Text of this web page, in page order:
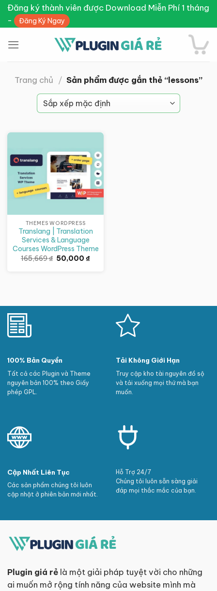
Skip
content
Đăng ký thành viên được Download Miễn Phí 1 tháng
-
Đăng Ký Ngay
Trang chủ / Sản phẩm được gắn thẻ “lessons”
THEMES WORDPRESS
Translang | Translation
Services & Language
Courses WordPress Theme
165,669₫ Giá
gốc
50,000₫Giá
100% Bản Quyền
Tất cả các Plugin và Theme
nguyên bản 100% theo Giấy
phép GPL.
Tải Không Giới Hạn
Truy cập kho tài nguyên đồ sộ
và tải xuống mọi thứ mà bạn
muốn.
Cập Nhất Liên Tục
Các sản phẩm chúng tôi luôn
cập nhật ở phiên bản mới nhất.
Hỗ Trợ 24/7
Chúng tôi luôn sẵn sàng giải
đáp mọi thắc mắc của bạn.
Plugin giá rẻ là một giải pháp tuyệt vời cho những
ai muốn mở rộng tính năng của website mình mà